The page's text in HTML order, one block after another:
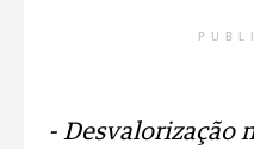
- Desvalorização